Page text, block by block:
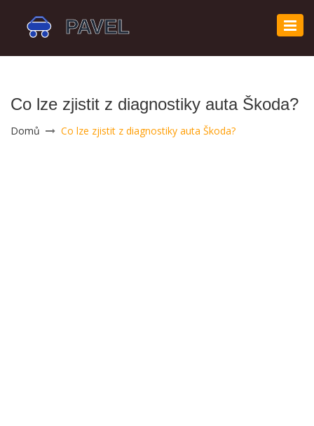
Co lze zjistit z diagnostiky auta Škoda?
Domů Co lze zjistit z diagnostiky auta Škoda?